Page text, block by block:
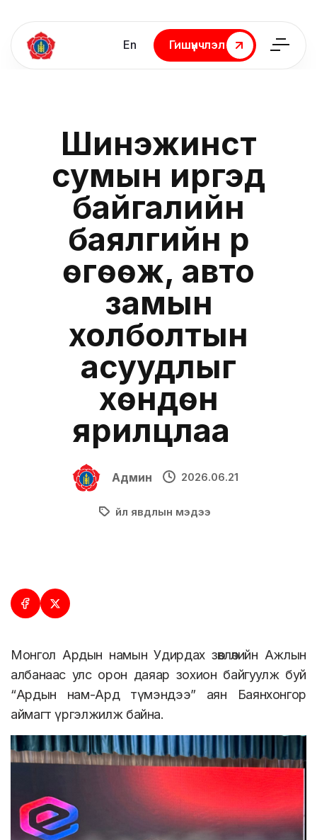
En
Гишүүнчлэл
Гишүүнчлэл
Шинэжинст
сумын иргэд
байгалийн
баялгийн үр
өгөөж, авто
замын
холболтын
асуудлыг
хөндөн
ярилцлаа
Админ 2026.06.21
Үйл явдлын мэдээ
Монгол Ардын намын Удирдах зөвлөлийн Ажлын
албанаас улс орон даяар зохион байгуулж буй
“Ардын нам-Ард түмэндээ” аян Баянхонгор
аймагт үргэлжилж байна.